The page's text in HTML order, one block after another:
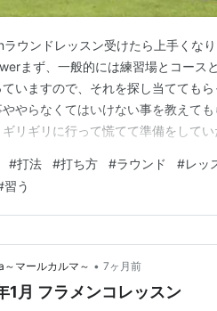
ラウンドレッスン受けたら上手くな
まず、一般的には練習場とコース
いますので、それを探し当てても
ややらなくてはいけない事を教えて
ギリギリに行って慌てて準備をして
く、練習場でのレッスンではコー
事も初心者から中級者までは良くあ
#打法 #打ち方 #ラウンド #レッ
習う
マールカルマ～ • 7ヶ月前
1月 フラメンコレッスン